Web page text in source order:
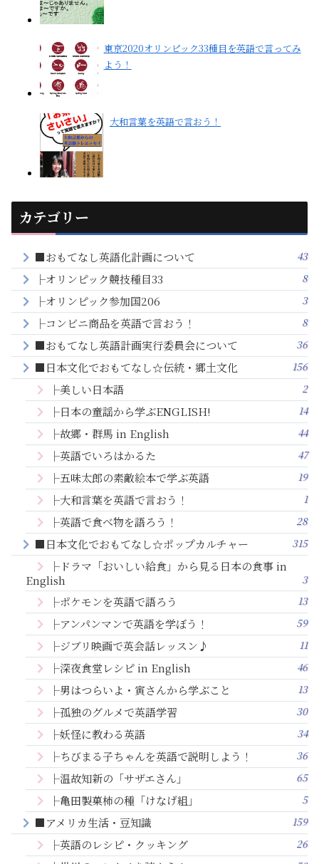
東京2020オリンピック33種目を英語で言ってみ
よう！
大和言葉を英語で言おう！
カテゴリー
■おもてなし英語化計画について 43
├オリンピック競技種目33 8
├オリンピック参加国206 3
├コンビニ商品を英語で言おう！ 8
■おもてなし英語計画実行委員会について 36
■日本文化でおもてなし☆伝統・郷土文化 156
├美しい日本語 2
├日本の童謡から学ぶENGLISH! 14
├故郷・群馬 in English 44
├英語でいろはかるた 47
├五味太郎の素敵絵本で学ぶ英語 19
├大和言葉を英語で言おう！ 1
├英語で食べ物を語ろう！ 28
■日本文化でおもてなし☆ポップカルチャー 315
├ドラマ「おいしい給食」から見る日本の食事 in
English
3
├ポケモンを英語で語ろう 13
├アンパンマンで英語を学ぼう！ 59
├ジブリ映画で英会話レッスン♪ 11
├深夜食堂レシピ in English 46
├男はつらいよ・寅さんから学ぶこと 13
├孤独のグルメで英語学習 30
├妖怪に教わる英語 34
├ちびまる子ちゃんを英語で説明しよう！ 36
├温故知新の「サザエさん」 65
├亀田製菓柿の種「けなげ組」 5
■アメリカ生活・豆知識 159
├英語のレシピ・クッキング 26